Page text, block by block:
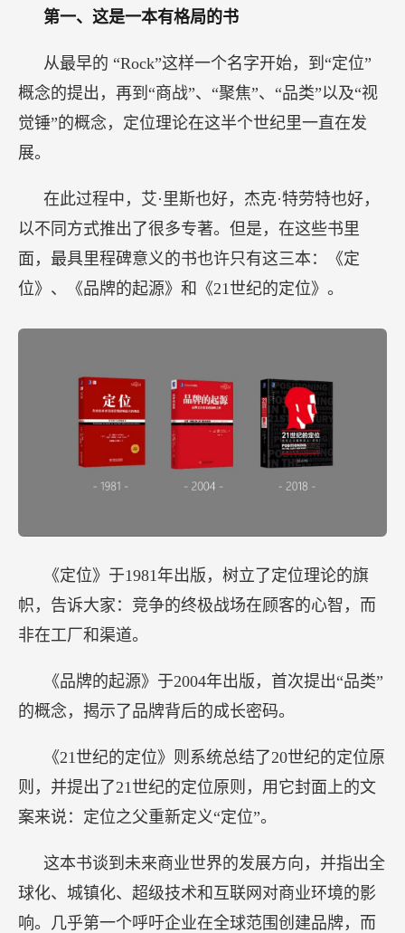
第一、这是一本有格局的书
从最早的 “Rock”这样一个名字开始，到“定位”
概念的提出，再到“商战”、“聚焦”、“品类”以及“视
觉锤”的概念，定位理论在这半个世纪里一直在发
展。
在此过程中，艾·里斯也好，杰克·特劳特也好，
以不同方式推出了很多专著。但是，在这些书里
面，最具里程碑意义的书也许只有这三本：《定
位》、《品牌的起源》和《21世纪的定位》。
《定位》于1981年出版，树立了定位理论的旗
帜，告诉大家：竞争的终极战场在顾客的心智，而
非在工厂和渠道。
《品牌的起源》于2004年出版，首次提出“品类”
的概念，揭示了品牌背后的成长密码。
《21世纪的定位》则系统总结了20世纪的定位原
则，并提出了21世纪的定位原则，用它封面上的文
案来说：定位之父重新定义“定位”。
这本书谈到未来商业世界的发展方向，并指出全
球化、城镇化、超级技术和互联网对商业环境的影
响。几乎第一个呼吁企业在全球范围创建品牌，而